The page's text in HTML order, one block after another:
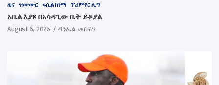
ዜና ዝውውር ፋሲል ከነማ ፕሪምየር ሊግ
አቤል እያዩ በአሳዳጊው ቤት ይቆያል
August 6, 2026 ዳንኤል መስፍን